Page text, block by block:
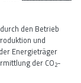
den Betrieb
und
Energieträger
der CO2-